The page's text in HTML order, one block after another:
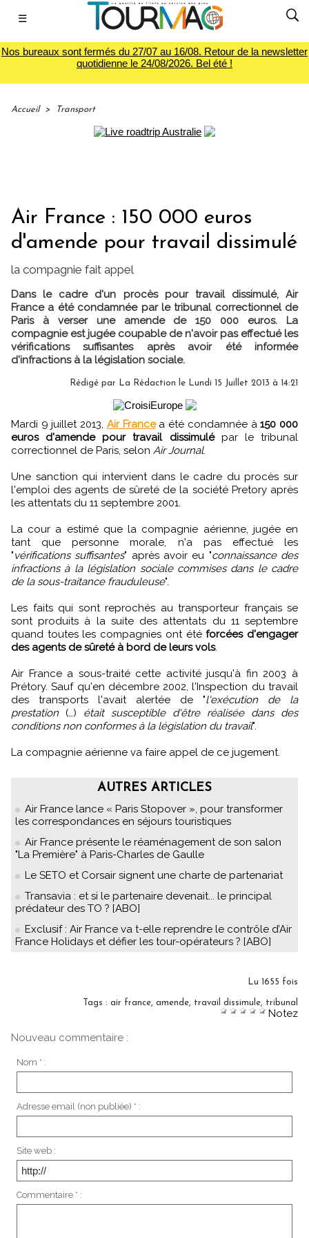
☰
Nos bureaux sont fermés du 27/07 au 16/08. Retour de la newsletter
quotidienne le 24/08/2026. Bel été !
Accueil > Transport
Air France : 150 000 euros
d'amende pour travail dissimulé
la compagnie fait appel
Dans le cadre d'un procès pour travail dissimulé, Air
France a été condamnée par le tribunal correctionnel de
Paris à verser une amende de 150 000 euros. La
compagnie est jugée coupable de n'avoir pas effectué les
vérifications suffisantes après avoir été informée
d'infractions à la législation sociale.
Rédigé par La Rédaction le Lundi 15 Juillet 2013 à 14:21
Mardi 9 juillet 2013, Air Francea été condamnée à150 000
euros d'amende pour travail dissimulépar le tribunal
correctionnel de Paris, selon Air Journal.
Une sanction qui intervient dans le cadre du procès sur
l'emploi des agents de sûreté de la société Pretory après
les attentats du 11 septembre 2001.
La cour a estimé que la compagnie aérienne, jugée en
tant que personne morale, n'a pas effectué les
"vérifications suffisantes" après avoir eu "connaissance des
infractions à la législation sociale commises dans le cadre
de la sous-traitance frauduleuse".
Les faits qui sont reprochés au transporteur français se
sont produits à la suite des attentats du 11 septembre
quand toutes les compagnies ont étéforcées d'engager
des agents de sûreté à bord de leurs vols.
Air France a sous-traité cette activité jusqu'à fin 2003 à
Prétory. Sauf qu'en décembre 2002, l'Inspection du travail
des transports l'avait alertée de "l'exécution de la
prestation (…) était susceptible d'être réalisée dans des
conditions non conformes à la législation du travail".
La compagnie aérienne va faire appel de ce jugement.
AUTRES ARTICLES
Air France lance « Paris Stopover », pour transformer
les correspondances en séjours touristiques
Air France présente le réaménagement de son salon
"La Première" à Paris-Charles de Gaulle
Le SETO et Corsair signent une charte de partenariat
Transavia : et si le partenaire devenait... le principal
prédateur des TO ? [ABO]
Exclusif : Air France va t-elle reprendre le contrôle d’Air
France Holidays et défier les tour-opérateurs ? [ABO]
Lu 1655 fois
Tags : air france, amende, travail dissimule, tribunal
Notez
Nouveau commentaire :
Nom * :
Adresse email (non publiée) * :
Site web :
Commentaire * :